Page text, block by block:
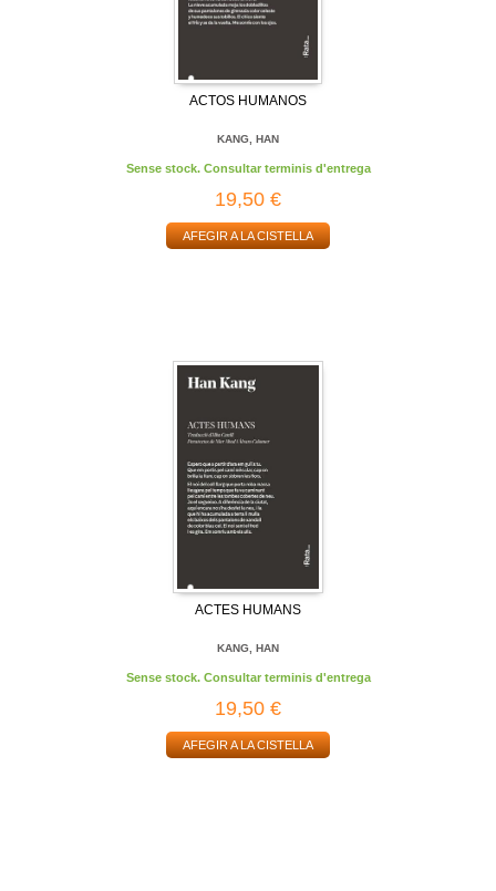
ACTOS HUMANOS
KANG, HAN
Sense stock. Consultar terminis d'entrega
19,50 €
AFEGIR A LA CISTELLA
ACTES HUMANS
KANG, HAN
Sense stock. Consultar terminis d'entrega
19,50 €
AFEGIR A LA CISTELLA